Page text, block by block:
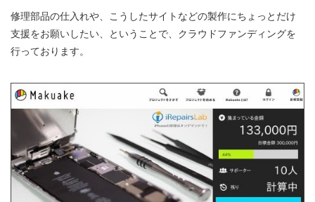
修理部品の仕入れや、こうしたサイトなどの製作にちょっとだけ
支援をお願いしたい、ということで、クラウドファンディングを
行っております。